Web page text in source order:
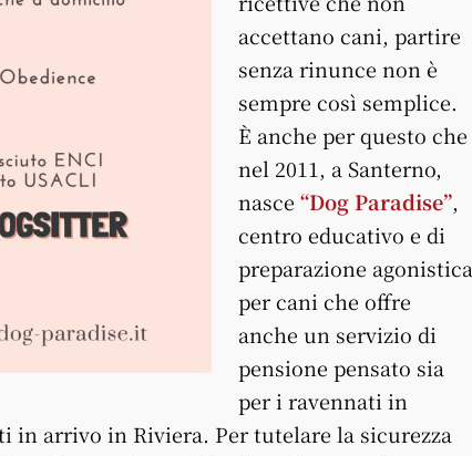
accettano cani, partire
senza rinunce non è
sempre così semplice.
È anche per questo che
nel 2011, a Santerno,
nasce “Dog Paradise”,
centro educativo e di
preparazione agonistica
per cani che offre
anche un servizio di
pensione pensato sia
per i ravennati in
in arrivo in Riviera. Per tutelare la sicurezza